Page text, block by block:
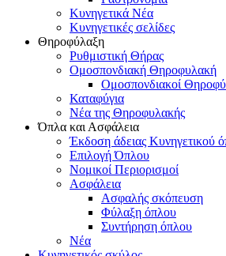
Κυνηγετικά Νέα
Κυνηγετικές σελίδες
Θηροφύλαξη
Ρυθμιστική Θήρας
Ομοσπονδιακή Θηροφυλακή
Oμοσπονδιακοί
Καταφύγια
Νέα της Θηροφυλακής
Όπλα και Ασφάλεια
Έκδοση άδειας Κυνηγετικού
Επιλογή Όπλου
Νομικοί Περιορισμοί
Ασφάλεια
Ασφαλής σκόπευση
Φύλαξη όπλου
Συντήρηση όπλου
Νέα